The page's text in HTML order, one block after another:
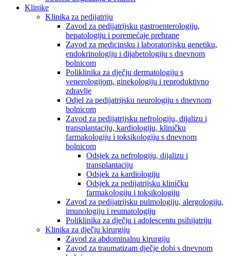
Klinike
Klinika za pedijatriju
Zavod za pedijatrijsku gastroenterologiju,
hepatologiju i poremećaje prehrane
Zavod za medicinsku i laboratorijsku genetiku,
endokrinologiju i dijabetologiju s dnevnom
bolnicom
Poliklinika za dječju dermatologiju s
venerologijom, ginekologiju i reproduktivno
zdravlje
Odjel za pedijatrijsku neurologiju s dnevnom
bolnicom
Zavod za pedijatrijsku nefrologiju, dijalizu i
transplantaciju, kardiologiju, kliničku
farmakologiju i toksikologiju s dnevnom
bolnicom
Odsjek za nefrologiju, dijalizu i
transplantaciju
Odsjek za kardiologiju
Odsjek za pedijatrijsku kliničku
farmakologiju i toksikologiju
Zavod za pedijatrijsku pulmologiju, alergologiju,
imunologiju i reumatologiju
Poliklinika za dječju i adolescentu psihijatriju
Klinika za dječju kirurgiju
Zavod za abdominalnu kirurgiju
Zavod za traumatizam dječje dobi s dnevnom